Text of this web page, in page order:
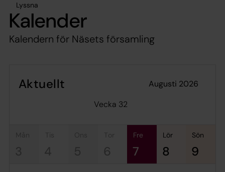
Lyssna
Kalender
Kalendern för Näsets församling
Aktuellt
augusti 2026
Vecka 32
tis
4
tor
6
fre
7
lör
8
sön
9